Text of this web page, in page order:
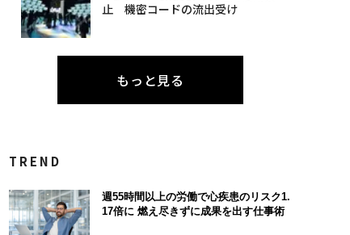
止 機密コードの流出受け
もっと見る
TREND
週55時間以上の労働で心疾患のリスク1.
17倍に 燃え尽きずに成果を出す仕事術